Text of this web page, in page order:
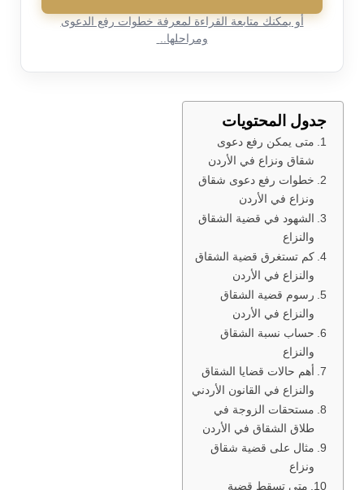
أو يمكنك متابعة القراءة لمعرفة خطوات رفع الدعوى
ومراحلها..
جدول المحتويات
متى يمكن رفع دعوى
شقاق ونزاع في الأردن
خطوات رفع دعوى شقاق
ونزاع في الأردن
الشهود في قضية الشقاق
والنزاع
كم تستغرق قضية الشقاق
والنزاع في الأردن
رسوم قضية الشقاق
والنزاع في الأردن
حساب نسبة الشقاق
والنزاع
أهم حالات قضايا الشقاق
والنزاع في القانون الأردني
مستحقات الزوجة في
طلاق الشقاق في الأردن
مثال على قضية شقاق
ونزاع
متى تسقط قضية